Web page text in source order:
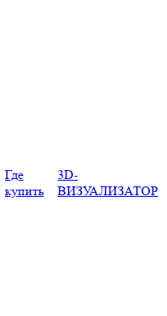
Где
купить
3D-
ВИЗУАЛИЗАТОР